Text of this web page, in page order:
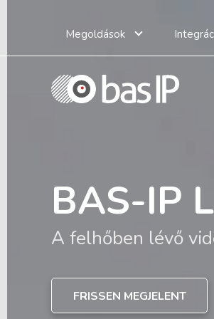
Megoldások
Mit jelent ez Önnek?
BAS-IP
A felhőben lévő
FRISSEN MEGJELENT
Foglaljon online
TÖBB
BAS-IP
Az ikon
egy új Intercom IP